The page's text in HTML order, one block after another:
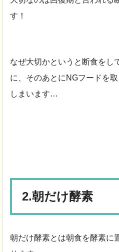
す！
なぜ大切かというと断食をし
に、そのあとにNGフードを
しまいます…
2.朝だけ酵素
朝だけ酵素とは朝食を酵素に